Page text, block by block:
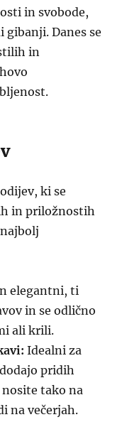
in svobode,
Danes se
in
ki se
in priložnostih
elegantni, ti
in se odlično
ali krili.
Idealni za
pridih
tako na
na večerjah.